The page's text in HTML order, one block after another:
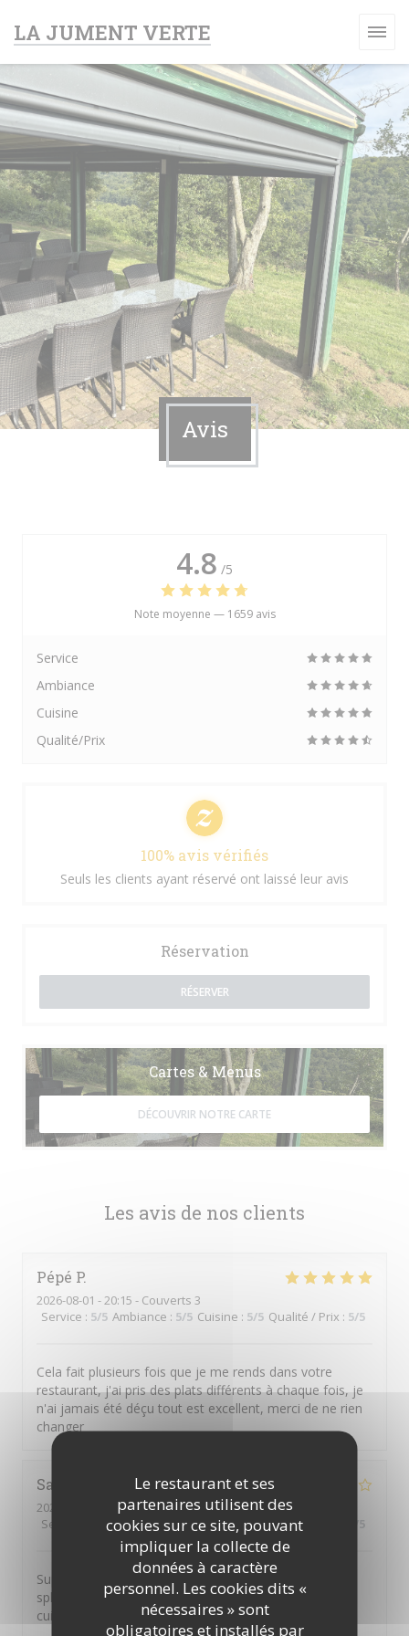
Le restaurant et ses
partenaires utilisent des
cookies sur ce site, pouvant
impliquer la collecte de
données à caractère
personnel. Les cookies dits «
nécessaires » sont
obligatoires et installés par
LA JUMENT VERTE
Avis
Les avis de nos clients
Pépé P
2026-08-01 - 20:15 - Couverts 3
Service : 5/5 Ambiance : 5/5 Cuisine : 5/5 Qualité / Prix : 5/5
Cela fait plusieurs fois que je me rends dans votre
restaurant, j'ai pris des plats différents à chaque fois, je
n'ai jamais été déçu tout est excellent, merci de ne rien
changer
Sandra
2026-08-02
- 12:15 - Couverts 7
Service
/5 Ambiance: 4/5 Cuisine 5/5 Qualité / Prix /5
Super déjeuner en terrasse ombragée avec une vue
splendide Notre serveuse était aux petits soins, la
cuisine excellente. A refaire
4.8 /5
Note moyenne — 1659 avis
Service
Ambiance
Cuisine
Qualité/Prix
100% avis vérifiés
Seuls les clients ayant réservé ont laissé leur avis
Réservation
RÉSERVER
Cartes & Menus
DÉCOUVRIR NOTRE CARTE